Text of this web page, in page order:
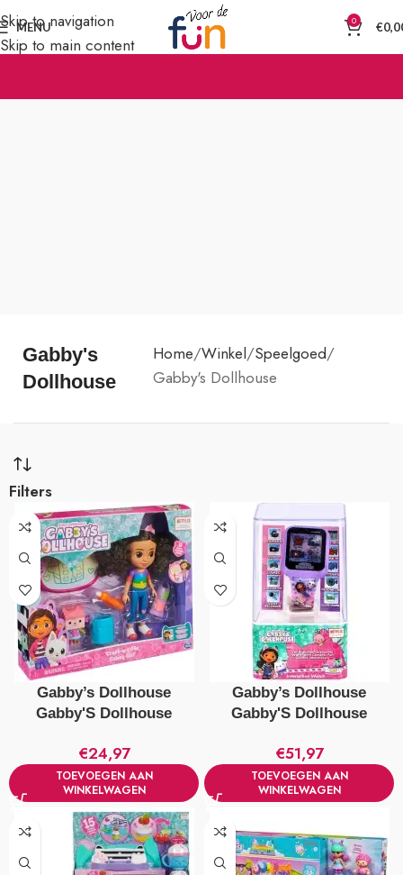
Skip to navigation
Skip to main content
MENU 0 €
Gabby's
Dollhouse
Home Winkel Speelgoed
Gabby's Dollhouse
Filters
Gabby’s Dollhouse
Gabby'S Dollhouse
€24,97
TOEVOEGEN AAN
WINKELWAGEN
Gabby’s Dollhouse
Gabby'S Dollhouse
€51,97
TOEVOEGEN AAN
WINKELWAGEN